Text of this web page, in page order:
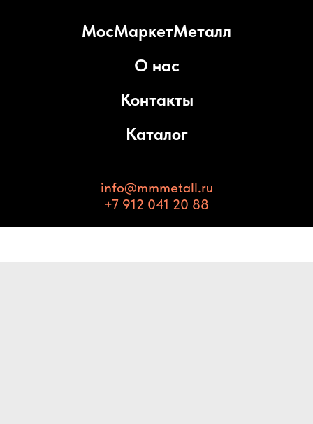
МосМаркетМеталл
О нас
Контакты
Каталог
info@mmmetall.ru
+7 912 041 20 88